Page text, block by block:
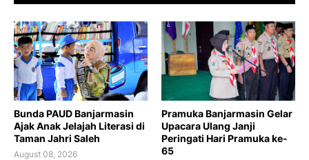
Bunda PAUD Banjarmasin
Ajak Anak Jelajah Literasi di
Taman Jahri Saleh
August 08, 2026
Pramuka Banjarmasin Gelar
Upacara Ulang Janji
Peringati Hari Pramuka ke-
65